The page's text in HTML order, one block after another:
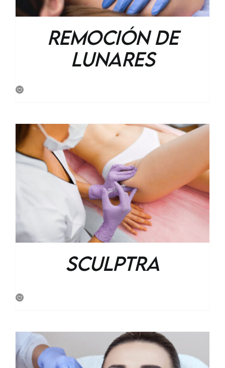
Remoción De
Lunares
Sculptra